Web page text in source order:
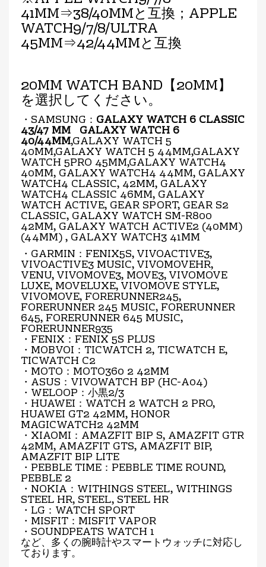
41MM⇒38/40MMと互換；APPLE
WATCH9/7/8/ULTRA
45MM⇒42/44MMと互換
20MM WATCH BAND【20MM】
を選択してください。
・SAMSUNG： GALAXY WATCH 6 CLASSIC
43/47 MM GALAXY WATCH 6
40/44MM,GALAXY WATCH 5
40MM,GALAXY WATCH 5 44MM,GALAXY
WATCH 5PRO 45MM,GALAXY WATCH4
40MM, GALAXY WATCH4 44MM, GALAXY
WATCH4 CLASSIC, 42MM, GALAXY
WATCH4 CLASSIC 46MM, GALAXY
WATCH ACTIVE, GEAR SPORT, GEAR S2
CLASSIC, GALAXY WATCH SM-R800
42MM, GALAXY WATCH ACTIVE2 (40MM)
(44MM) , GALAXY WATCH3 41MM
・GARMIN：FENIX5S, VIVOACTIVE3,
VIVOACTIVE3 MUSIC, VIVOMOVEHR,
VENU, VIVOMOVE3, MOVE3, VIVOMOVE
LUXE, MOVELUXE, VIVOMOVE STYLE,
VIVOMOVE, FORERUNNER245,
FORERUNNER 245 MUSIC, FORERUNNER
645, FORERUNNER 645 MUSIC,
FORERUNNER935
・FENIX：FENIX 5S PLUS
・MOBVOI：TICWATCH 2, TICWATCH E,
TICWATCH C2
・MOTO：MOTO360 2 42MM
・ASUS：VIVOWATCH BP (HC-A04)
・WELOOP：小黒2/3
・HUAWEI：WATCH 2 WATCH 2 PRO,
HUAWEI GT2 42MM, HONOR
MAGICWATCH2 42MM
・XIAOMI：AMAZFIT BIP S, AMAZFIT GTR
42MM, AMAZFIT GTS, AMAZFIT BIP,
AMAZFIT BIP LITE
・PEBBLE TIME：PEBBLE TIME ROUND,
PEBBLE 2
・NOKIA：WITHINGS STEEL, WITHINGS
STEEL HR, STEEL, STEEL HR
・LG：WATCH SPORT
・MISFIT：MISFIT VAPOR
・SOUNDPEATS WATCH 1
など、多くの腕時計やスマートウォッチに対応し
ております。